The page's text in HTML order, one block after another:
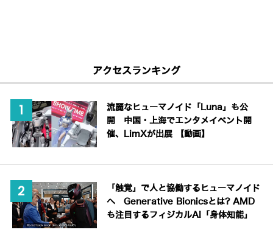
アクセスランキング
流麗なヒューマノイド「Luna」も公
開 中国・上海でエンタメイベント開
催、LimXが出展 【動画】
「触覚」で人と協働するヒューマノイド
へ Generative Bionicsとは? AMD
も注目するフィジカルAI「身体知能」